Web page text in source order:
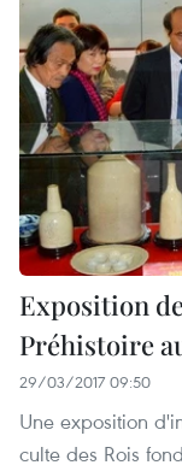
Exposition
Préhistoire
29/03/2017 09:50
Une exposition
culte des Rois